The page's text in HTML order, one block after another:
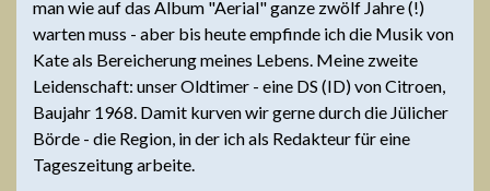
man wie auf das Album "Aerial" ganze zwölf Jahre (!)
warten muss - aber bis heute empfinde ich die Musik von
Kate als Bereicherung meines Lebens. Meine zweite
Leidenschaft: unser Oldtimer - eine DS (ID) von Citroen,
Baujahr 1968. Damit kurven wir gerne durch die Jülicher
Börde - die Region, in der ich als Redakteur für eine
Tageszeitung arbeite.